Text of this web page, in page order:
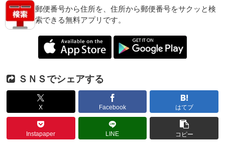
郵便番号から住所を、住所から郵便番号をサクッと検
索できる無料アプリです。
ＳＮＳでシェアする
X Facebook はてブ
Instapaper LINE コピー